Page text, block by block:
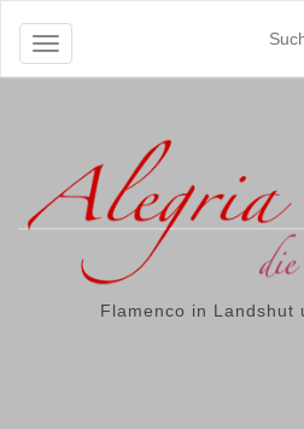
Navigation ein-/ausschalten
Flamenco in Landshut